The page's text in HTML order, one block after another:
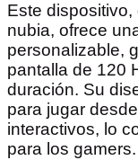
Este
nubia, ofrece
personalizable,
pantalla de 120
duración. Su
para jugar
interactivos, lo
para los gamers.